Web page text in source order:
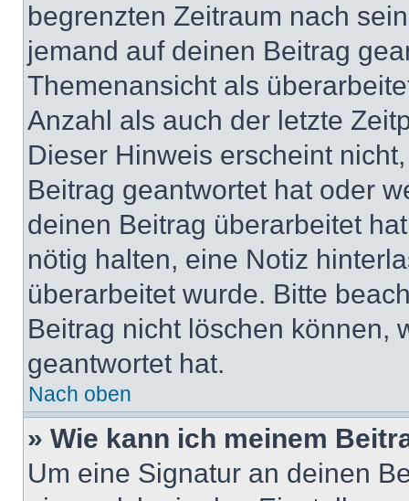
begrenzten Zeitraum nach
jemand auf deinen Beitrag
Themenansicht als
Anzahl als auch der letzte
Dieser Hinweis erscheint
Beitrag geantwortet hat oder
deinen Beitrag überarbeitet
nötig halten, eine Notiz
überarbeitet wurde. Bitte
Beitrag nicht löschen können,
geantwortet hat.
Nach oben
» Wie kann ich meinem
Um eine Signatur an deinen